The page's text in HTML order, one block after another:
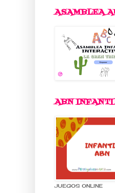
ASAMBLEA
ABN
JUEGOS ONLINE